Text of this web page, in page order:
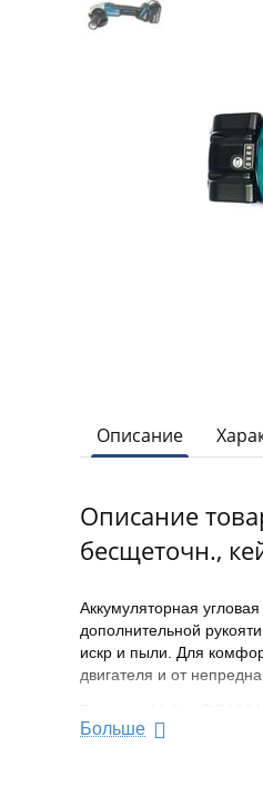
Описание
Описание
бесщеточн.,
Аккумуляторная
дополнительной
искр и пыли. Для
двигателя и от
система уменьшает
Больше